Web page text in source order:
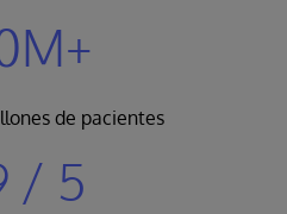
de pacientes
/ 5